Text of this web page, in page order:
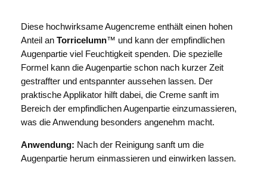
t
h
G
r
a
n
t
T
o
r
Diese hochwirksame Augencreme enthält einen hohen
Anteil an Torricelumn™ und kann der empfindlichen
Augenpartie viel Feuchtigkeit spenden. Die spezielle
Formel kann die Augenpartie schon nach kurzer Zeit
gestraffter und entspannter aussehen lassen. Der
praktische Applikator hilft dabei, die Creme sanft im
Bereich der empfindlichen Augenpartie einzumassieren,
was die Anwendung besonders angenehm macht.
Anwendung: Nach der Reinigung sanft um die
Augenpartie herum einmassieren und einwirken lassen.